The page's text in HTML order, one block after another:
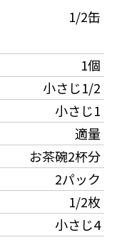
韓福善シリーズ
楽チン鍋®
1/2缶
1個
小さじ1/2
小さじ1
適量
お茶碗2杯分
2パック
1/2枚
小さじ4